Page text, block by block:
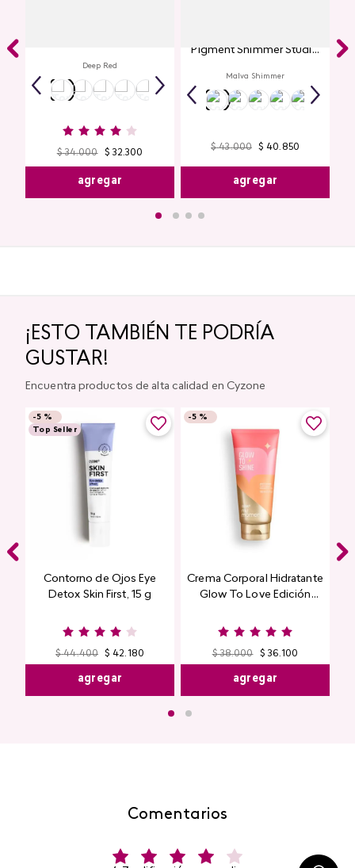
Deep Red
$ 34.000 $ 32.300
agregar
Pigment Shimmer Studio
Malva Shimmer
$ 43.000 $ 40. 850
agregar
¡ESTO TAMBIÉN TE PODRÍA
GUSTAR!
Encuentra productos de alta calidad en Cyzone
-5 %
Top Seller
Contorno de Ojos Eye
Detox Skin First, 15 g
$ 44.400 $ 42.180
agregar
-5 %
Crema Corporal Hidratante
Glow To Love Edición
$ 38.000 $ 36.100
agregar
Comentarios